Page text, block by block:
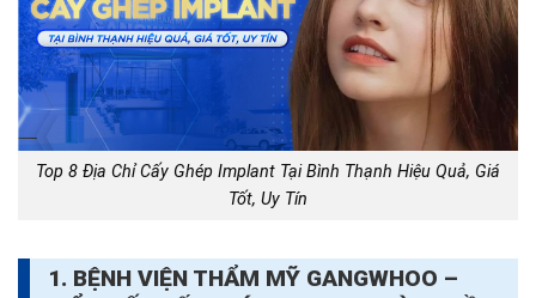
Top 8 Địa Chỉ Cấy Ghép Implant Tại Bình Thạnh Hiệu Quả, Giá
Tốt, Uy Tín
1. BỆNH VIỆN THẨM MỸ GANGWHOO –